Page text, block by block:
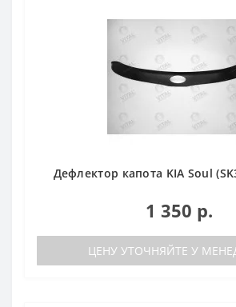
Дефлектор капота KIA Soul
1 350 р.
ЦЕНУ УТОЧНЯЙТЕ У